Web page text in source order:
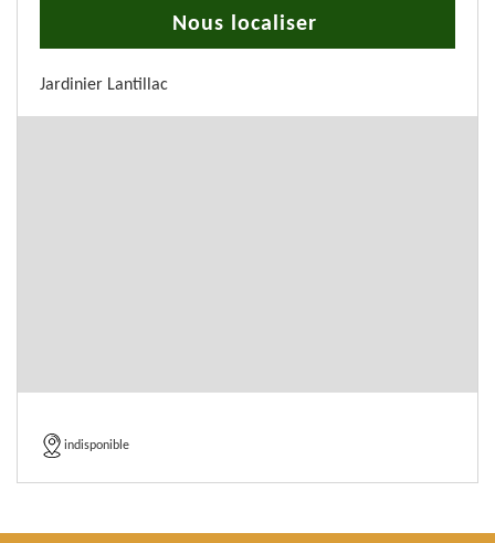
Nous localiser
Jardinier Lantillac
indisponible